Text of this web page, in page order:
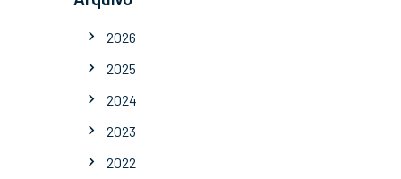
2026
2025
2024
2023
2022